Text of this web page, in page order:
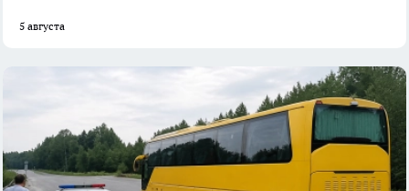
5 августа